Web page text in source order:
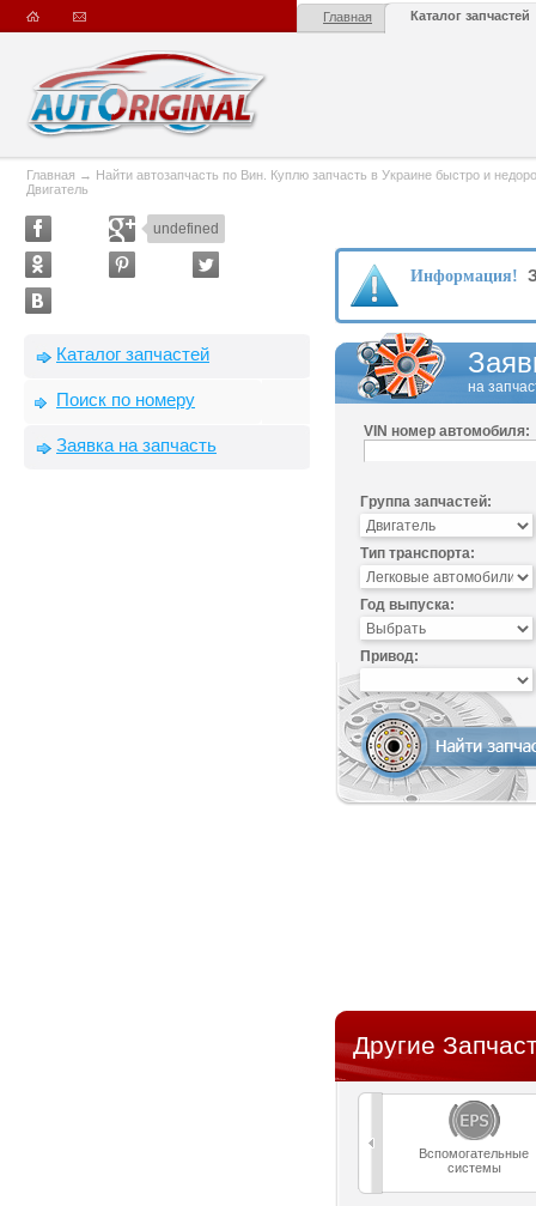
Главная Каталог запчастей
Главная → Найти автозапчасть по Вин. Куплю запчасть в Украине быстро и
Двигатель
undefined
Каталог запчастей
Поиск по номеру
Заявка на запчасть
Информация!
на
VIN номер автомобиля:
Группа запчастей:
Тип транспорта:
Год выпуска:
Привод:
Другие
Вспомогательные
системы